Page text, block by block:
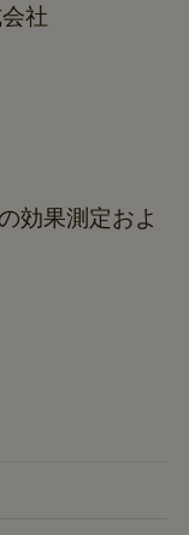
社
効果測定およ